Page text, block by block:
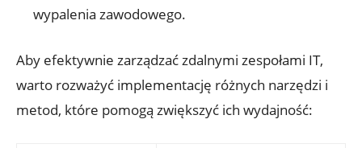
wypalenia zawodowego.
Aby efektywnie zarządzać​ zdalnymi⁣ zespołami IT,
warto rozważyć implementację⁢ różnych narzędzi i
metod, które pomogą‌ zwiększyć ich ‍wydajność: